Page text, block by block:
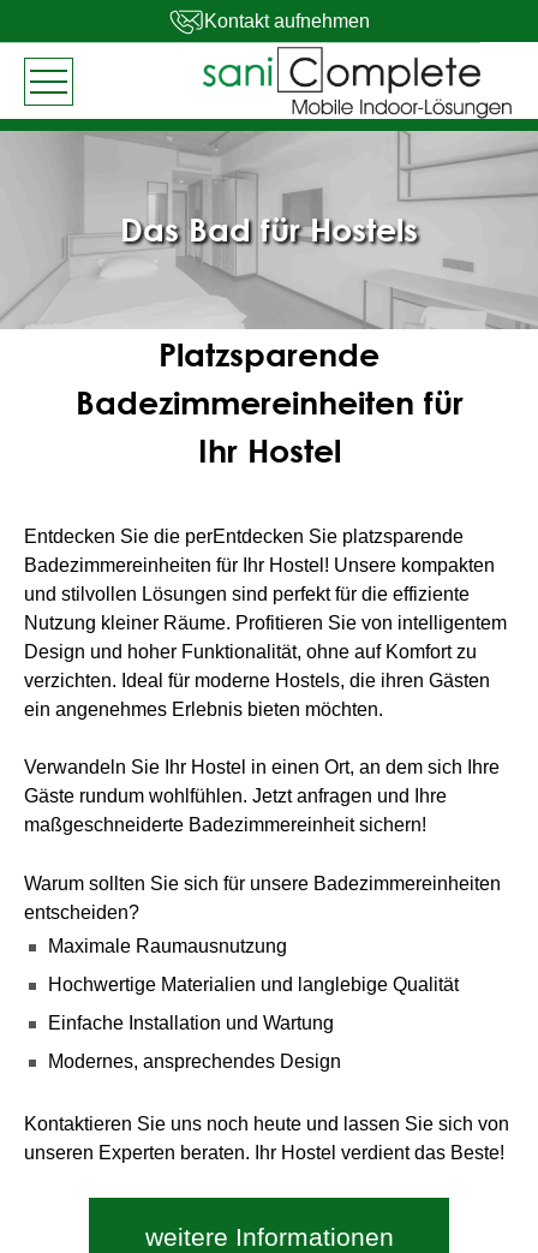
Kontakt aufnehmen
Das Bad für Hostels
Platzsparende
Badezimmereinheiten für
Ihr Hostel
Entdecken Sie die perEntdecken Sie platzsparende
Badezimmereinheiten für Ihr Hostel! Unsere kompakten
und stilvollen Lösungen sind perfekt für die effiziente
Nutzung kleiner Räume. Profitieren Sie von intelligentem
Design und hoher Funktionalität, ohne auf Komfort zu
verzichten. Ideal für moderne Hostels, die ihren Gästen
ein angenehmes Erlebnis bieten möchten.
Verwandeln Sie Ihr Hostel in einen Ort, an dem sich Ihre
Gäste rundum wohlfühlen. Jetzt anfragen und Ihre
maßgeschneiderte Badezimmereinheit sichern!
Warum sollten Sie sich für unsere Badezimmereinheiten
entscheiden?
Maximale Raumausnutzung
Hochwertige Materialien und langlebige Qualität
Einfache Installation und Wartung
Modernes, ansprechendes Design
Kontaktieren Sie uns noch heute und lassen Sie sich von
unseren Experten beraten. Ihr Hostel verdient das Beste!
weitere Informationen